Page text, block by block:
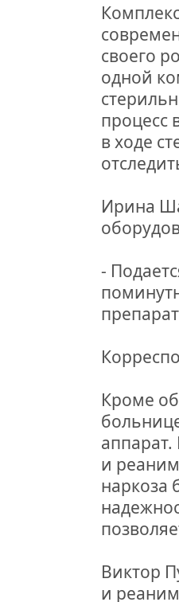
своего
одной
процесс
в ходе
Ирина
-
Кроме
и
наркоза
Виктор
и